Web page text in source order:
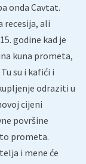
onda Cavtat.
recesija, ali
godine kad je
kuna prometa,
su i kafići i
odraziti u
cijeni
površine
prometa.
i mene će